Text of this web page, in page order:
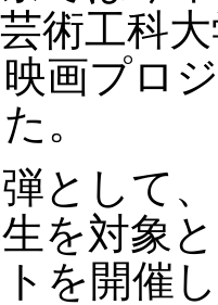
術工科
映画プロ
。
として
を対象
を開催